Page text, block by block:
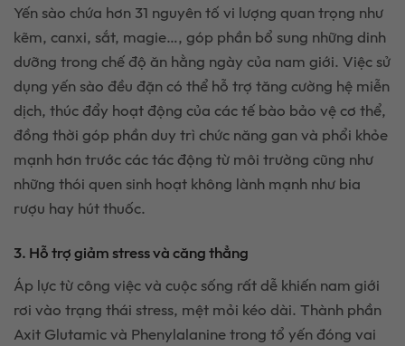
Yến sào chứa hơn 31 nguyên tố vi lượng quan trọng như
kẽm, canxi, sắt, magie…, góp phần bổ sung những dinh
dưỡng trong chế độ ăn hằng ngày của nam giới. Việc sử
dụng yến sào đều đặn có thể hỗ trợ tăng cường hệ miễn
dịch, thúc đẩy hoạt động của các tế bào bảo vệ cơ thể,
đồng thời góp phần duy trì chức năng gan và phổi khỏe
mạnh hơn trước các tác động từ môi trường cũng như
những thói quen sinh hoạt không lành mạnh như bia
rượu hay hút thuốc.
3. Hỗ trợ giảm stress và căng thẳng
Áp lực từ công việc và cuộc sống rất dễ khiến nam giới
rơi vào trạng thái stress, mệt mỏi kéo dài. Thành phần
Axit Glutamic và Phenylalanine trong tổ yến đóng vai